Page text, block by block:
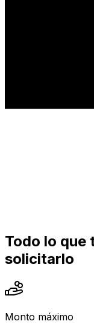
Todo lo que
solicitarlo
Monto máximo